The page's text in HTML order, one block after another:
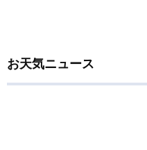
お天気ニュース